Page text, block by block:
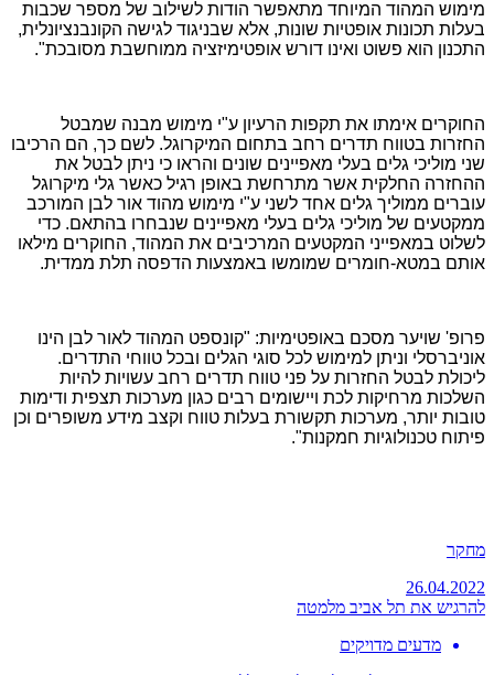
מימוש המהוד המיוחד מתאפשר הודות לשילוב של מספר שכבות
בעלות תכונות אופטיות שונות, אלא שבניגוד לגישה הקונבנציונלית,
התכנון הוא פשוט ואינו דורש אופטימיזציה ממוחשבת מסובכת".
החוקרים אימתו את תקפות הרעיון ע"י מימוש מבנה שמבטל
החזרות בטווח תדרים רחב בתחום המיקרוגל. לשם כך, הם הרכיבו
שני מוליכי גלים בעלי מאפיינים שונים והראו כי ניתן לבטל את
ההחזרה החלקית אשר מתרחשת באופן רגיל כאשר גלי מיקרוגל
עוברים ממוליך גלים אחד לשני ע"י מימוש מהוד אור לבן המורכב
ממקטעים של מוליכי גלים בעלי מאפיינים שנבחרו בהתאם. כדי
לשלוט במאפייני המקטעים המרכיבים את המהוד, החוקרים מילאו
אותם במטא-חומרים שמומשו באמצעות הדפסה תלת ממדית.
פרופ' שויער מסכם באופטימיות: "קונספט המהוד לאור לבן הינו
אוניברסלי וניתן למימוש לכל סוגי הגלים ובכל טווחי התדרים.
ליכולת לבטל החזרות על פני טווח תדרים רחב עשויות להיות
השלכות מרחיקות לכת ויישומים רבים כגון מערכות תצפית ודימות
טובות יותר, מערכות תקשורת בעלות טווח וקצב מידע משופרים וכן
פיתוח טכנולוגיות חמקנות".
מחקר
26.04.2022
להרגיש את תל אביב מלמטה
מדעים מדויקים